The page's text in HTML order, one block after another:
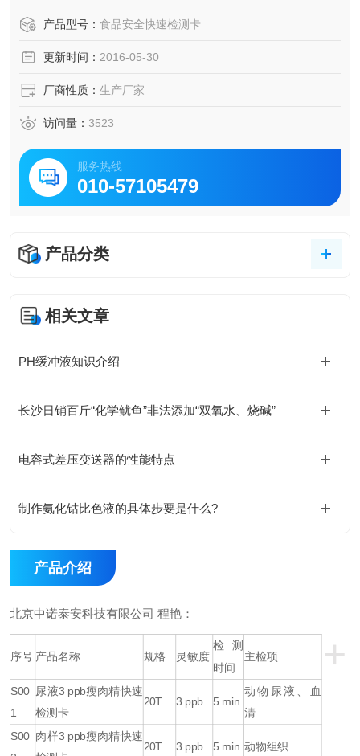
产品型号： 食品安全快速检测卡
更新时间： 2016-05-30
厂商性质： 生产厂家
访问量： 3523
服务热线
010-57105479
产品分类
相关文章
PH缓冲液知识介绍
长沙日销百斤“化学鱿鱼”非法添加“双氧水、烧碱”
电容式差压变送器的性能特点
制作氨化钴比色液的具体步要是什么?
产品介绍
北京中诺泰安科技有限公司 程艳：
+
序号 产品名称 规格 灵敏度
检测
时间
主检项
S00
1
尿液3 ppb瘦肉精快速
检测卡
20T 3 ppb 5 min
动物尿液、血
清
S00 肉样3 ppb瘦肉精快速
20T 3 ppb 5 min 动物组织